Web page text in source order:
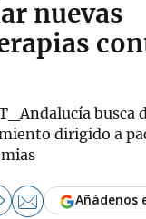
nuevas
busca
dirigido a
Añádenos